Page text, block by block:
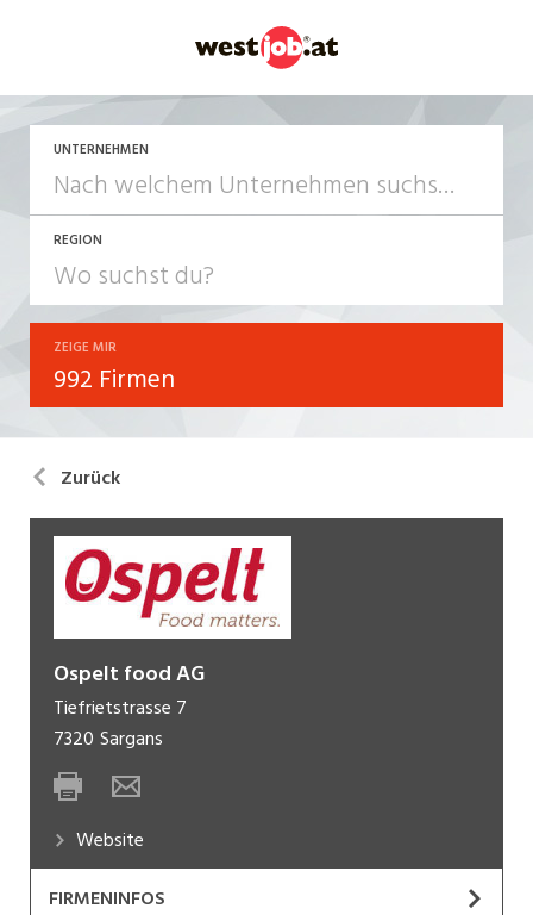
UNTERNEHMEN
REGION
ZEIGE MIR
992 Firmen
Zurück
Ospelt food AG
Tiefrietstrasse 7
7320 Sargans
Website
FIRMENINFOS